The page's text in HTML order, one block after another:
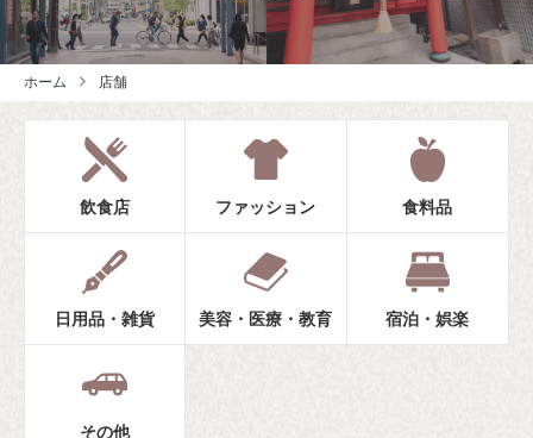
ホーム 店舗
飲食店 ファッション 食料品
日用品・雑貨 美容・医療・教育 宿泊・娯楽
その他